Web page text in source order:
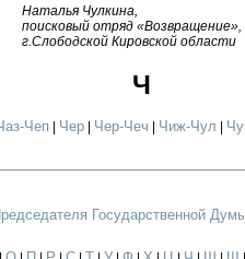
Наталья Чулкина,
поисковый отряд «Возвращение»,
г.Слободской Кировской области
Ч
Чеп Чер Чер-Чеч Чиж-Чул
Государственной